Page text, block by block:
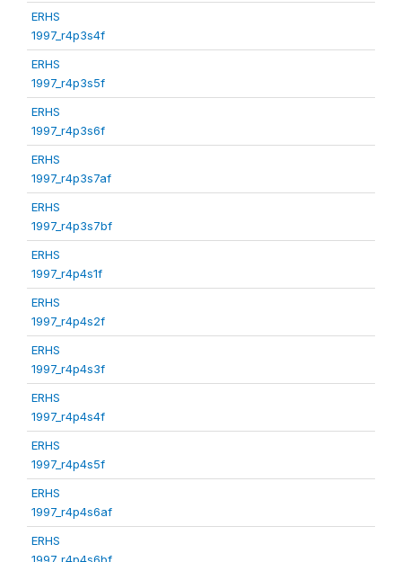
ERHS
1997_r4p3s4f
ERHS
1997_r4p3s5f
ERHS
1997_r4p3s6f
ERHS
1997_r4p3s7af
ERHS
1997_r4p3s7bf
ERHS
1997_r4p4s1f
ERHS
1997_r4p4s2f
ERHS
1997_r4p4s3f
ERHS
1997_r4p4s4f
ERHS
1997_r4p4s5f
ERHS
1997_r4p4s6af
ERHS
1997_r4p4s6bf